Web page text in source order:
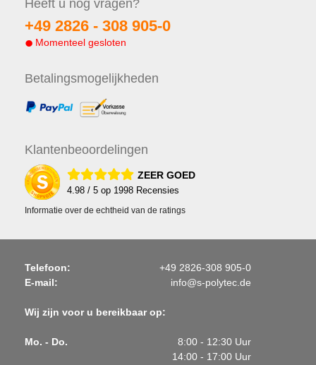
Heeft u nog vragen?
+49 2826 - 308 905-0
Momenteel gesloten
Betalingsmogelijkheden
Klantenbeoordelingen
ZEER GOED
4.98 / 5 op 1998 Recensies
Informatie over de echtheid van de ratings
Telefoon:
+49 2826-308 905-0
E-mail:
info@s-polytec.de
Wij zijn voor u bereikbaar op:
Mo. - Do.
8:00 - 12:30 Uur
14:00 - 17:00 Uur